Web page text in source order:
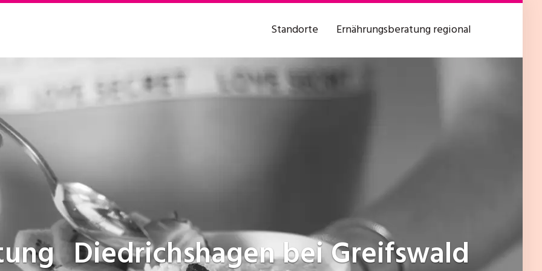
Standorte Ernährungsberatung regional
Diedrichshagen bei Greifswald